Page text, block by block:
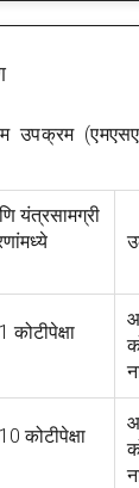
उपक्रम
यंत्रसामग्री
कोटीपेक्षा